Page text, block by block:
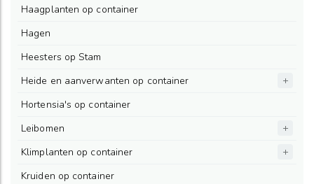
Haagplanten op container
Hagen
Heesters op Stam
Heide en aanverwanten op container
Hortensia's op container
Leibomen
Klimplanten op container
Kruiden op container